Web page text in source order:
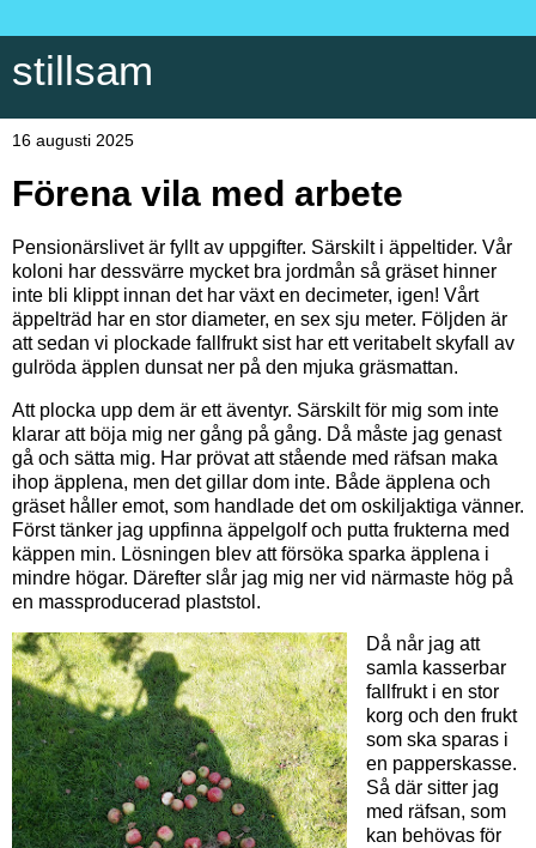
stillsam
16 augusti 2025
Förena vila med arbete
Pensionärslivet är fyllt av uppgifter. Särskilt i äppeltider. Vår
koloni har dessvärre mycket bra jordmån så gräset hinner
inte bli klippt innan det har växt en decimeter, igen! Vårt
äppelträd har en stor diameter, en sex sju meter. Följden är
att sedan vi plockade fallfrukt sist har ett veritabelt skyfall av
gulröda äpplen dunsat ner på den mjuka gräsmattan.
Att plocka upp dem är ett äventyr. Särskilt för mig som inte
klarar att böja mig ner gång på gång. Då måste jag genast
gå och sätta mig. Har prövat att stående med räfsan maka
ihop äpplena, men det gillar dom inte. Både äpplena och
gräset håller emot, som handlade det om oskiljaktiga vänner.
Först tänker jag uppfinna äppelgolf och putta frukterna med
käppen min. Lösningen blev att försöka sparka äpplena i
mindre högar. Därefter slår jag mig ner vid närmaste hög på
en massproducerad plaststol.
Då når jag att
samla kasserbar
fallfrukt i en stor
korg och den frukt
som ska sparas i
en papperskasse.
Så där sitter jag
med räfsan, som
kan behövas för